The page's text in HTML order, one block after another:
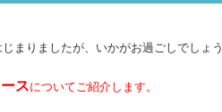
まりましたが、いかがお過ごしでしょ
スについてご紹介します。